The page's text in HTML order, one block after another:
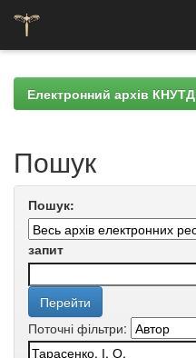
navigationЕлектронний архів КНУТД
Пошук
Пошук:
запит
Поточні фільтри: